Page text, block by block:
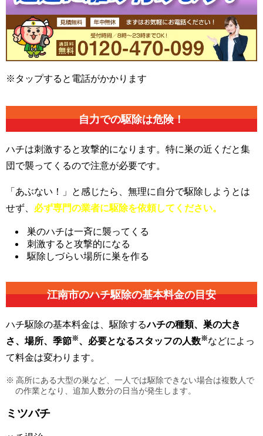
※タップすると電話がかかります
自力での駆除は危険！
ハチは刺激すると攻撃的になります。特に巣の近くだと集
団で襲ってくるので注意が必要です。
「あぶない！」と感じたら、無理に自分で駆除しようとは
せず、 必ず専門の業者に駆除を依頼してください。
巣のハチは一斉に襲ってくる
刺激すると攻撃的になる
駆除しづらい場所に巣を作る
江南市のハチ駆除の基本料金の目安
ハチ駆除の基本料金は、駆除するハチの種類、巣の大き
さ、場所、季節※、必要となるスタッフの人数※などによっ
て料金は変わります。
高所にある大型の巣など、一人では駆除できない場合は複数人で
の作業となり、追加人数分の日当が発生します。
ミツバチ